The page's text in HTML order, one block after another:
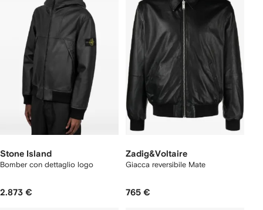
Stone Island
Bomber con dettaglio logo
2.873 €
Zadig&Voltaire
Giacca reversibile Mate
765 €